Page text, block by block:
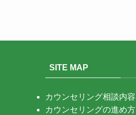
SITE MAP
カウンセリング相談内容
カウンセリングの進め方